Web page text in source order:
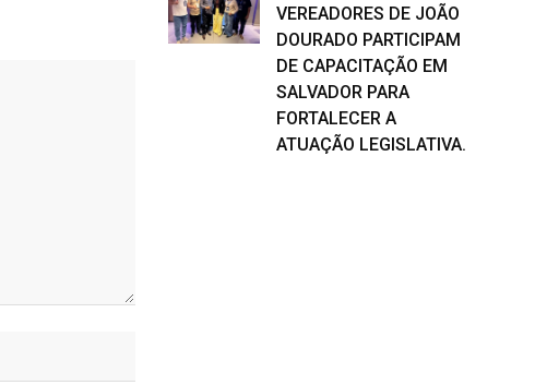
VEREADORES DE JOÃO
DOURADO PARTICIPAM
DE CAPACITAÇÃO EM
SALVADOR PARA
FORTALECER A
ATUAÇÃO LEGISLATIVA.